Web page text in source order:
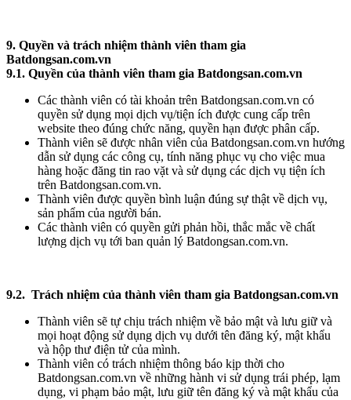
9. Quyền và trách nhiệm thành viên tham gia
Batdongsan.com.vn
9.1. Quyền của thành viên tham gia Batdongsan.com.vn
Các thành viên có tài khoản trên Batdongsan.com.vn có
quyền sử dụng mọi dịch vụ/tiện ích được cung cấp trên
website theo đúng chức năng, quyền hạn được phân cấp.
Thành viên sẽ được nhân viên của Batdongsan.com.vn hướng
dẫn sử dụng các công cụ, tính năng phục vụ cho việc mua
hàng hoặc đăng tin rao vặt và sử dụng các dịch vụ tiện ích
trên Batdongsan.com.vn.
Thành viên được quyền bình luận đúng sự thật về dịch vụ,
sản phẩm của người bán.
Các thành viên có quyền gửi phản hồi, thắc mắc về chất
lượng dịch vụ tới ban quản lý Batdongsan.com.vn.
9.2. Trách nhiệm của thành viên tham gia Batdongsan.com.vn
Thành viên sẽ tự chịu trách nhiệm về bảo mật và lưu giữ và
mọi hoạt động sử dụng dịch vụ dưới tên đăng ký, mật khẩu
và hộp thư điện tử của mình.
Thành viên có trách nhiệm thông báo kịp thời cho
Batdongsan.com.vn về những hành vi sử dụng trái phép, lạm
dụng, vi phạm bảo mật, lưu giữ tên đăng ký và mật khẩu của